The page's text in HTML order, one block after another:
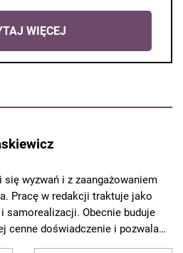
WIĘCEJ
się wyzwań i z zaangażowaniem
Pracę w redakcji traktuje jako
samorealizacji. Obecnie buduje
cenne doświadczenie i pozwala
czytelników. Od 10 lat